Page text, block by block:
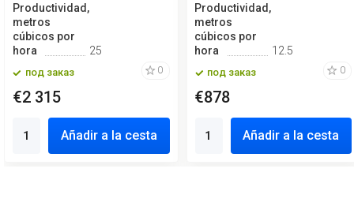
Productividad,
metros
cúbicos por
hora
25
под заказ 0
€2 315
Añadir a la cesta
Productividad,
metros
cúbicos por
hora
12.5
под заказ 0
€878
Añadir a la cesta